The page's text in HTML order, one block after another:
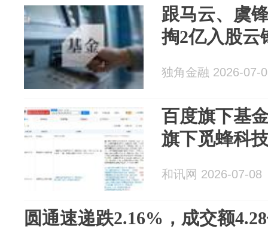
跟马云、虞
掏2亿入股云
独角金融 2026-07-
百度旗下基
旗下觅蜂科
和讯网 2026-07-08
圆通速递跌2.16%，成交额